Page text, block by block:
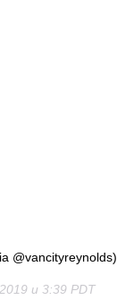
@vancityreynolds)
u 3:39 PDT